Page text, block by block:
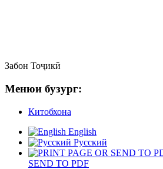
Забон Тоҷикӣ
Менюи бузург:
Китобхона
English
Русский
SEND TO PDF